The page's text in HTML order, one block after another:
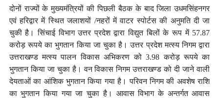
दोनों राज्यों के मुख्यमंत्रियों की पिछली बैठक के बाद जिला उधमसिंहनगर
एवं हरिद्वार में स्थित जलाशयों /नहरों में वाटर स्पोर्टस की अनुमति दी जा
चुकी है। सिंचाई विभाग उत्तर प्रदेश द्वारा विद्युत बिलों के रूप में 57.87
करोड़ रूपये का भुगतान किया जा चुका है। उत्तर प्रदेश मत्स्य निगम द्वारा
उत्तराखण्ड मत्स्य पालन विकास अभिकरण को 3.98 करोड़ रूपये का
भुगतान किया जा चुका है। वन विकास निगम उत्तराखण्ड को दी जाने वाली
देयताओं का आंशिक भुगतान किया गया है। परिवन निगम की अवशेष राशि
का भुगतान किया गया जा चुका है। आवास विभाग के अन्तर्गत आवास